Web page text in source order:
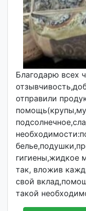
Благодарю всех
отправили
гигиены,жидкое
так, вложив
свой
такой